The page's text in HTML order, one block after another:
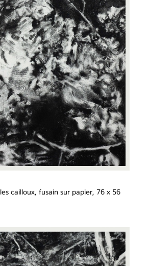
cailloux, fusain sur papier, 76 x 56